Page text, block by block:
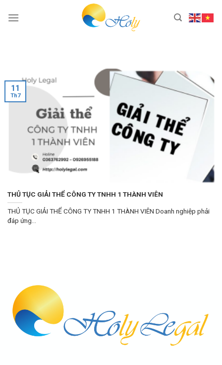
THỦ TỤC GIẢI THỂ CÔNG TY TNHH 1 THÀNH VIÊN
THỦ TỤC GIẢI THỂ CÔNG TY TNHH 1 THÀNH VIÊN Doanh nghiệp phải
đáp ứng...
11
Th7